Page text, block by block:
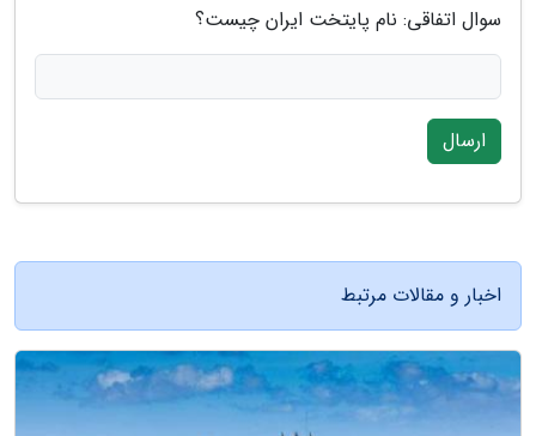
سوال اتفاقی: نام پایتخت ایران چیست؟
ارسال
اخبار و مقالات مرتبط